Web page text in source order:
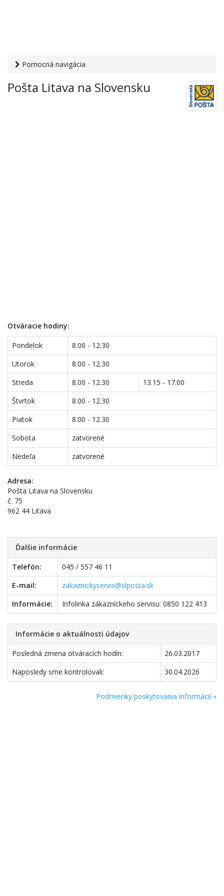
Pomocná navigácia
služby› Pošty› Pošta Litava na Slovensku
Pošta Litava na Slovensku
Otváracie hodiny:
Pondelok
8.00 - 12.30
Utorok
8.00 - 12.30
Streda
8.00 - 12.30
13.15 - 17.00
Štvrtok
8.00 - 12.30
Piatok
8.00 - 12.30
Sobota
zatvorené
Nedeľa
zatvorené
Adresa:
Pošta Litava na Slovensku
č. 75
962 44 Litava
Ďalšie informácie
Telefón:
045 / 557 46 11
E-mail:
zakaznickyservis@slposta.sk
Informácie:
Infolinka zákazníckeho servisu: 0850 122 413
Informácie o aktuálnosti údajov
Posledná zmena otváracích hodín:
26.03.2017
Naposledy sme kontrolovali:
30.04.2026
Podmienky poskytovania informácií »